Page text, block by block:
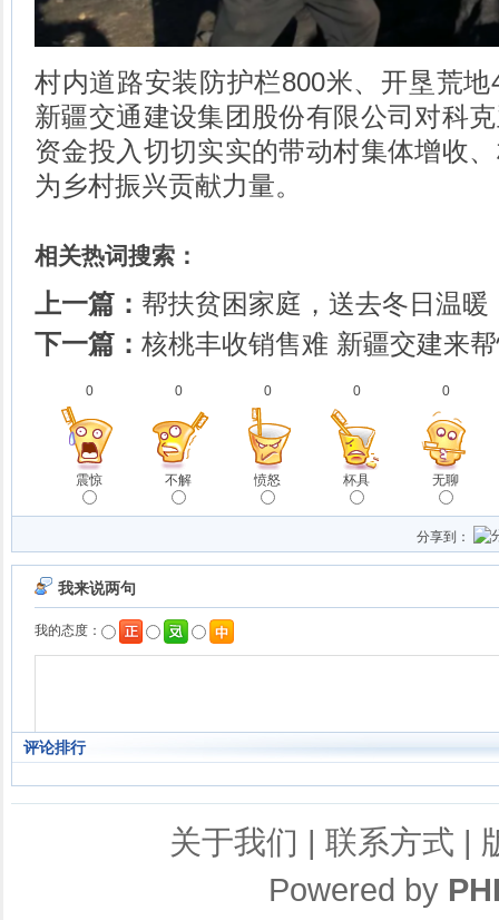
村内道路安装防护栏800米、开垦荒
新疆交通建设集团股份有限公司对科
资金投入切切实实的带动村集体增收
为乡村振兴贡献力量。
相关热词搜索：
上一篇： 帮扶贫困家庭，送去冬日温暖
下一篇： 核桃丰收销售难 新疆交建来
0
震惊
0
不解
0
愤怒
0
杯具
0
无聊
分享到：
评论排行
关于我们 | 联系方式 |
Powered by